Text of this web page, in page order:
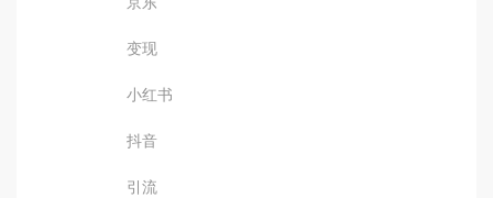
变现
小红书
抖音
引流